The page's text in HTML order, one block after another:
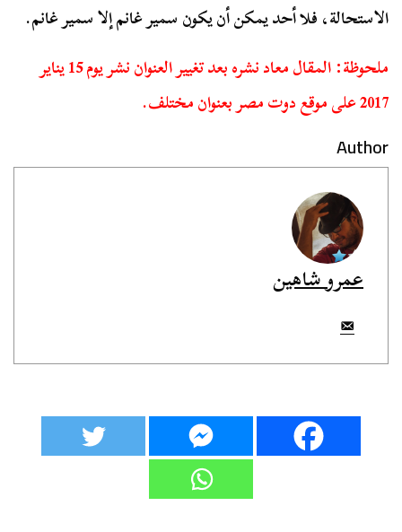
الاستحالة، فلا أحد يمكن أن يكون سمير غانم إلا سمير غانم.
ملحوظة: المقال معاد نشره بعد تغيير العنوان نشر يوم 15 يناير
2017 على موقع دوت مصر بعنوان مختلف.
Author
عمرو شاهين